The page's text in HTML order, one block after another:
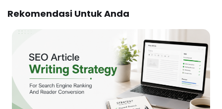
Rekomendasi Untuk Anda